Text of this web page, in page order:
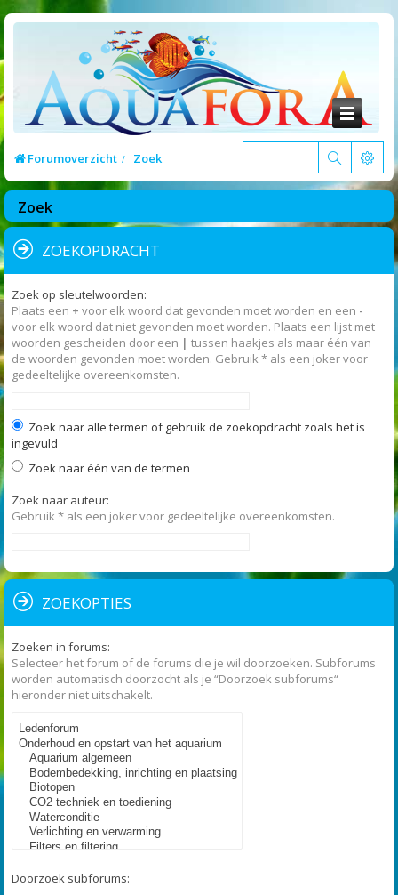
Forumoverzicht Zoek
Zoek
ZOEKOPDRACHT
Zoek op sleutelwoorden:
Plaats een + voor elk woord dat gevonden moet worden en een -
voor elk woord dat niet gevonden moet worden. Plaats een lijst met
woorden gescheiden door een | tussen haakjes als maar één van
de woorden gevonden moet worden. Gebruik * als een joker voor
gedeeltelijke overeenkomsten.
Zoek naar alle termen of gebruik de zoekopdracht zoals het is
ingevuld
Zoek naar één van de termen
Zoek naar auteur:
Gebruik * als een joker voor gedeeltelijke overeenkomsten.
ZOEKOPTIES
Zoeken in forums:
Selecteer het forum of de forums die je wil doorzoeken. Subforums
worden automatisch doorzocht als je “Doorzoek subforums“
hieronder niet uitschakelt.
Doorzoek subforums: